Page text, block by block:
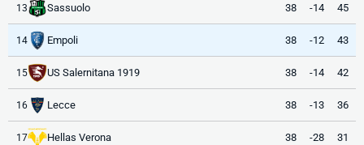
13 Sassuolo 38 -14 45
14 Empoli 38 -12 43
15 US Salernitana 1919 38 -14 42
16 Lecce 38 -13 36
17 Hellas Verona 38 -28 31